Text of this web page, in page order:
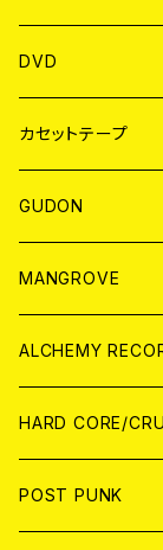
ANALOG
アパレル
BADGE
DVD
JAPAN
WORLD
カセットテープ
JAPAN
WORLD
GUDON
アパレル
PATCH
アナログ
DIGITAL
MANGROVE
ALCHEMY
CD
ANALOG
HARD CORE/
JAPAN
POST PUNK